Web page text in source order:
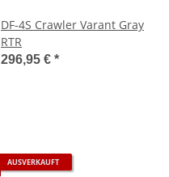
DF-4S Crawler Varant Gray
RTR
296,95 € *
AUSVERKAUFT